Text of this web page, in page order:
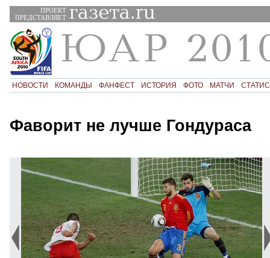
ПРОЕКТ
ПРЕДСТАВЛЯЕТ
НОВОСТИ КОМАНДЫ ФАНФЕСТ ИСТОРИЯ ФОТО МАТЧИ
Фаворит не лучше Гондураса